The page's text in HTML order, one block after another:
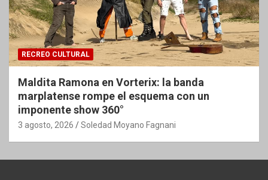
RECREO CULTURAL
Maldita Ramona en Vorterix: la banda
marplatense rompe el esquema con un
imponente show 360°
3 agosto, 2026 Soledad Moyano Fagnani